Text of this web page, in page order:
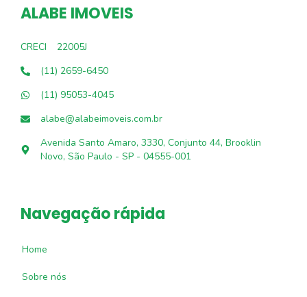
ALABE IMOVEIS
CRECI
22005J
(11) 2659-6450
(11) 95053-4045
alabe@alabeimoveis.com.br
Avenida Santo Amaro, 3330, Conjunto 44, Brooklin
Novo, São Paulo - SP - 04555-001
Navegação rápida
Home
Sobre nós